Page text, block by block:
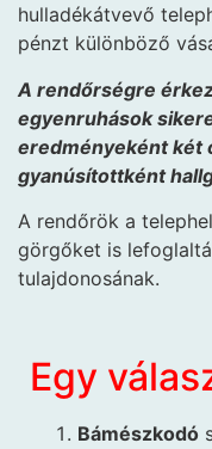
hulladékátvevő
pénzt különböző
A rendőrségre
egyenruhások
eredményeként két
gyanúsítottként
A rendőrök a
görgőket is
tulajdonosának.
Egy
Bámészkodó